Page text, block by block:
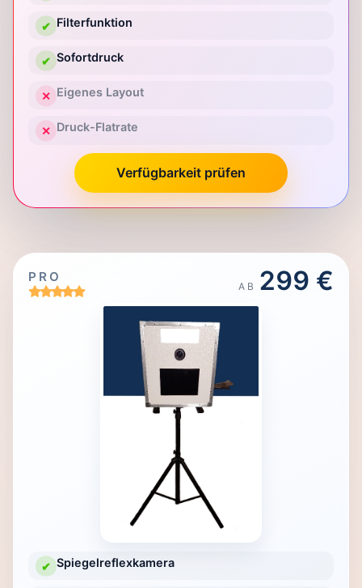
✔ Filterfunktion
✔ Sofortdruck
✕ Eigenes Layout
✕ Druck-Flatrate
Verfügbarkeit prüfen
PRO
AB 299 €
✔ Spiegelreflexkamera